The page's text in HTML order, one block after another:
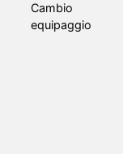
Cambio
equipaggio